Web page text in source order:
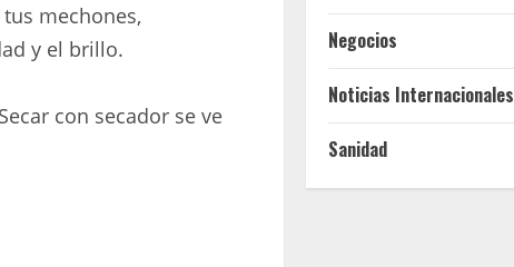
mechones,
y el brillo.
con secador se ve
Negocios
Noticias Internacionales
Sanidad